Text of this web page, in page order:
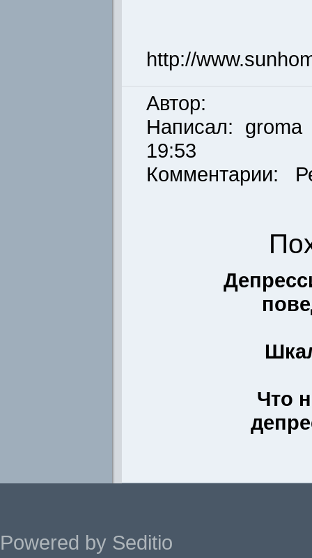
http://
Автор:
Написал: groma
19:53
Комментарии:
Что
Powered by Seditio